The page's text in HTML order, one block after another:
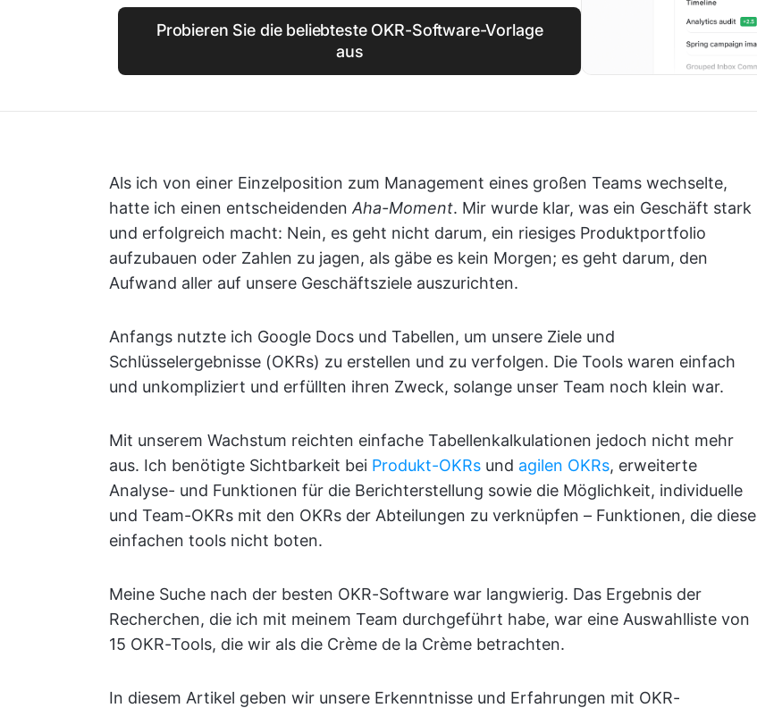
Probieren Sie die beliebteste OKR-Software-Vorlage
aus
Als ich von einer Einzelposition zum Management eines großen Teams wechselte,
hatte ich einen entscheidenden Aha-Moment. Mir wurde klar, was ein Geschäft stark
und erfolgreich macht: Nein, es geht nicht darum, ein riesiges Produktportfolio
aufzubauen oder Zahlen zu jagen, als gäbe es kein Morgen; es geht darum, den
Aufwand aller auf unsere Geschäftsziele auszurichten.
Anfangs nutzte ich Google Docs und Tabellen, um unsere Ziele und
Schlüsselergebnisse (OKRs) zu erstellen und zu verfolgen. Die Tools waren einfach
und unkompliziert und erfüllten ihren Zweck, solange unser Team noch klein war.
Mit unserem Wachstum reichten einfache Tabellenkalkulationen jedoch nicht mehr
aus. Ich benötigte Sichtbarkeit bei Produkt-OKRs und agilen OKRs, erweiterte
Analyse- und Funktionen für die Berichterstellung sowie die Möglichkeit, individuelle
und Team-OKRs mit den OKRs der Abteilungen zu verknüpfen – Funktionen, die diese
einfachen tools nicht boten.
Meine Suche nach der besten OKR-Software war langwierig. Das Ergebnis der
Recherchen, die ich mit meinem Team durchgeführt habe, war eine Auswahlliste von
15 OKR-Tools, die wir als die Crème de la Crème betrachten.
In diesem Artikel geben wir unsere Erkenntnisse und Erfahrungen mit OKR-